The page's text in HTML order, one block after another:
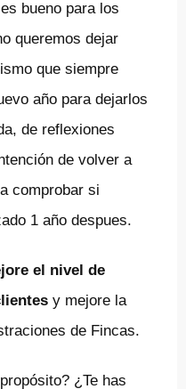
bueno para los
queremos dejar
que siempre
año para dejarlos
de reflexiones
de volver a
comprobar si
1 año despues.
el nivel de
y mejore la
de Fincas.
¿Te has